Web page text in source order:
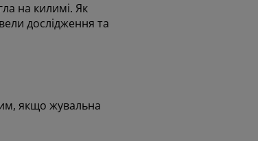
на килимі. Як
дослідження та
якщо жувальна